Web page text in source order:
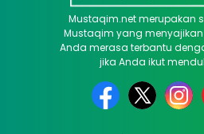
Mustaqim.net merupakan
Mustaqim yang
Anda merasa terbantu
jika Anda ikut